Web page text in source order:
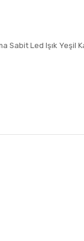
Sabit Led Işık Yeşil